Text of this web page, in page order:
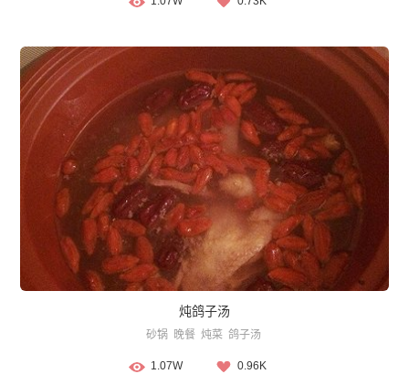
炖鸽子汤
砂锅 晚餐 炖菜 鸽子汤
1.07W 0.96K